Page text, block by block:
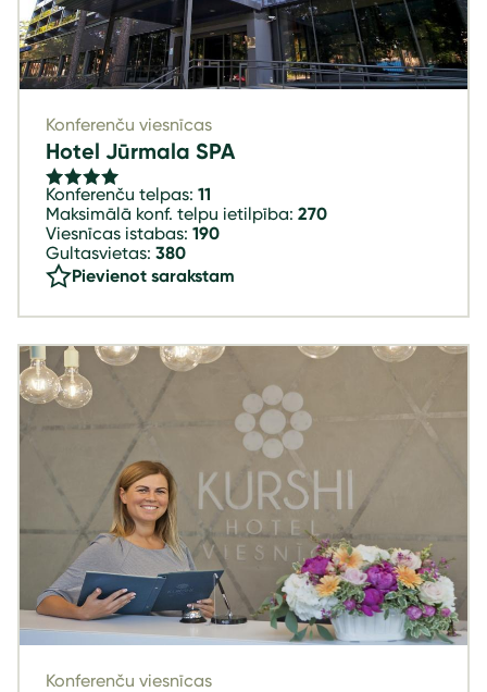
Konferenču viesnīcas
Hotel Jūrmala SPA
Konferenču telpas: 11
Maksimālā konf. telpu ietilpība: 270
Viesnīcas istabas: 190
Gultasvietas: 380
Pievienot sarakstam
Konferenču viesnīcas